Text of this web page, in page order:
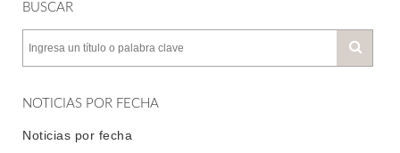
BUSCAR
NOTICIAS POR FECHA
Noticias por fecha